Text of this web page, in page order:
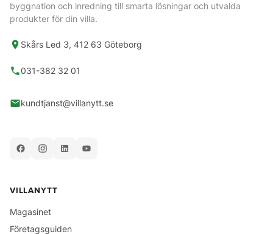
byggnation och inredning till smarta lösningar och utvalda
produkter för din villa.
Skårs Led 3, 412 63 Göteborg
031-382 32 01
kundtjanst@villanytt.se
VILLANYTT
Magasinet
Företagsguiden